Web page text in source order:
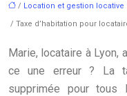
/ Location et gestion locative
/ Taxe d’habitation pour
Marie, locataire à Lyon,
ce une erreur ? La
supprimée pour